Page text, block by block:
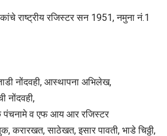
राष्‍ट्रीय रजिस्‍टर सन 1951, नमुना नं.1
नोंदवही, आस्‍थापना अभिलेख,
नोंदवही,
पंचनामे व एफ आय आर रजिस्‍टर
करारखत, साठेखत, इसार पावती, भाडे चिठ्ठी,